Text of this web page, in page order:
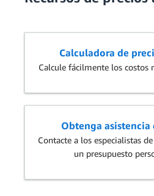
Calculadora de
Calcule fácilmente los costos
Obtenga asistencia
Contacte a los especialistas
un presupuesto